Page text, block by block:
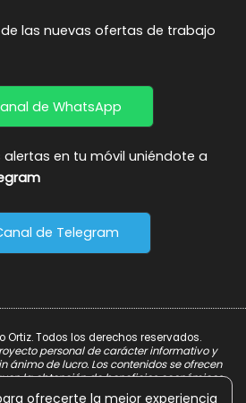
las nuevas ofertas de trabajo
de WhatsApp
alertas en tu móvil uniéndote a
de Telegram
Ortiz. Todos los derechos reservados.
personal de carácter informativo y
ánimo de lucro. Los contenidos se ofrecen
la obtención de beneficios económicos.
ofrecerte la mejor experiencia